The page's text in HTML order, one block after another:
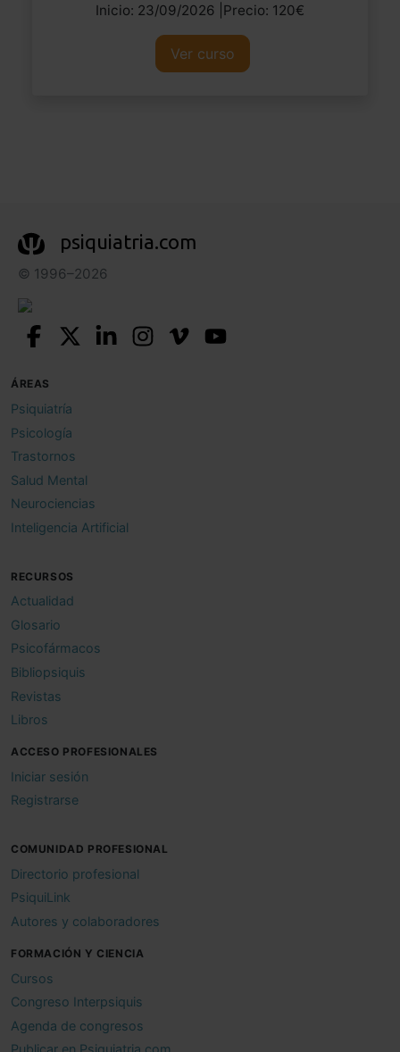
Inicio: 23/09/2026 |Precio: 120€
Ver curso
psiquiatria.com
© 1996–2026
ÁREAS
Psiquiatría
Psicología
Trastornos
Salud Mental
Neurociencias
Inteligencia Artificial
RECURSOS
Actualidad
Glosario
Psicofármacos
Bibliopsiquis
Revistas
Libros
ACCESO PROFESIONALES
Iniciar sesión
Registrarse
COMUNIDAD PROFESIONAL
Directorio profesional
PsiquiLink
Autores y colaboradores
FORMACIÓN Y CIENCIA
Cursos
Congreso Interpsiquis
Agenda de congresos